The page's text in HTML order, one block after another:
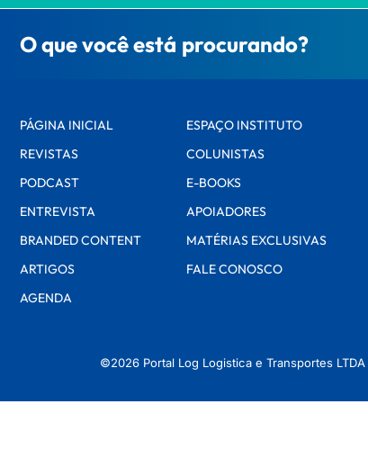
O que você está procurando?
PÁGINA INICIAL
REVISTAS
PODCAST
ENTREVISTA
BRANDED CONTENT
ARTIGOS
AGENDA
ESPAÇO INSTITUTO
COLUNISTAS
E-BOOKS
APOIADORES
MATÉRIAS EXCLUSIVAS
FALE CONOSCO
©2026 Portal Log Logistica e Transportes